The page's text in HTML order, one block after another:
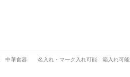
中華食器 名入れ・マーク入れ可能 箱入れ可能